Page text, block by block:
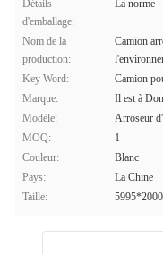
Détails
d'emballage:
La norme
Nom de la
production:
Camion
Key Word:
Camion
Marque:
Il est à
Modèle:
Arroseur
MOQ:
1
Couleur:
Blanc
Pays:
La Chine
Taille: